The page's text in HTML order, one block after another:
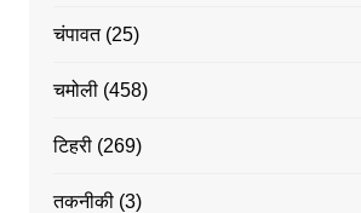
चंपावत(25)
चमोली(458)
टिहरी(269)
तकनीकी(3)